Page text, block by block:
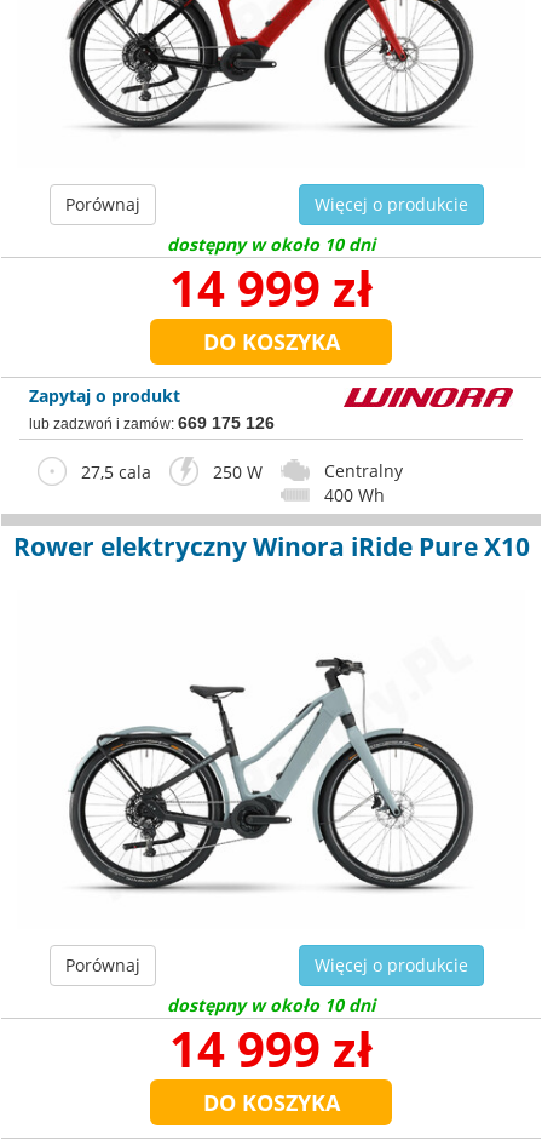
Porównaj
Więcej o produkcie
dostępny w około 10 dni
14 999 zł
Zapytaj o produkt
lub zadzwoń i zamów: 669 175 126
27,5 cala 250 W
Centralny
400 Wh
Rower elektryczny Winora iRide Pure X10
Porównaj
Więcej o produkcie
dostępny w około 10 dni
14 999 zł